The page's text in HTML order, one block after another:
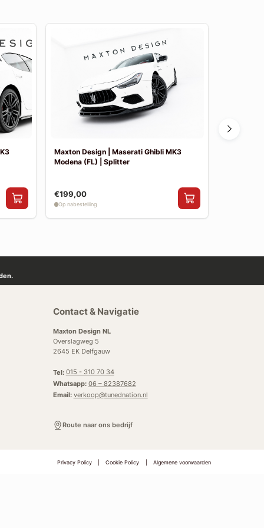
Maxton Design | Maserati Ghibli MK3
Modena (FL) | Splitter
€199,00
Op nabestelling
Contact & Navigatie
Maxton Design NL
Overslagweg 5
2645 EK Delfgauw
Tel: 015 - 310 70 34
Whatsapp: 06 – 82387682
Email: verkoop@tunednation.nl
Route naar ons bedrijf
Privacy Policy Cookie Policy Algemene voorwaarden